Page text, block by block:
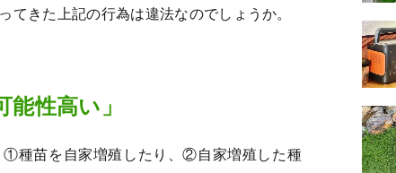
てきた上記の行為は違法なのでしょうか。
性高い」
①種苗を自家増殖したり、②自家増殖した種